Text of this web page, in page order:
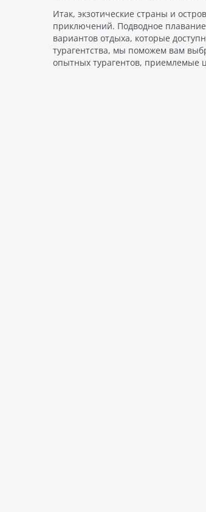
Итак, экзотические страны и
приключений. Подводное
вариантов отдыха, которые
турагентства, мы поможем вам
опытных турагентов, приемлемые